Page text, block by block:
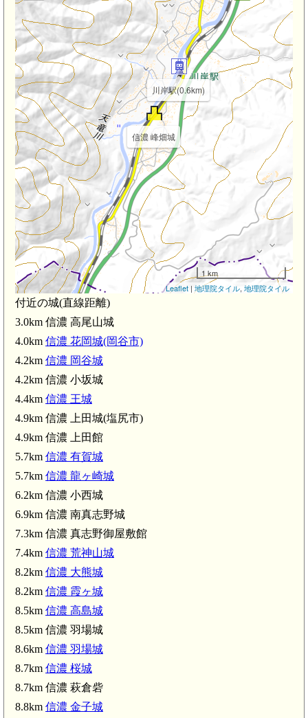
川岸駅(0.6km)
信濃 峰畑城
1 km
Leaflet | 地理院タイル, 地理院タイル
付近の城(直線距離)
3.0km 信濃 高尾山城
4.0km 信濃 花岡城(岡谷市)
4.2km 信濃 岡谷城
4.2km 信濃 小坂城
4.4km 信濃 王城
4.9km 信濃 上田城(塩尻市)
4.9km 信濃 上田館
5.7km 信濃 有賀城
5.7km 信濃 龍ヶ崎城
6.2km 信濃 小西城
6.9km 信濃 南真志野城
7.3km 信濃 真志野御屋敷館
7.4km 信濃 荒神山城
8.2km 信濃 大熊城
8.2km 信濃 霞ヶ城
8.5km 信濃 高島城
8.5km 信濃 羽場城
8.6km 信濃 羽場城
8.7km 信濃 桜城
8.7km 信濃 萩倉砦
8.8km 信濃 金子城